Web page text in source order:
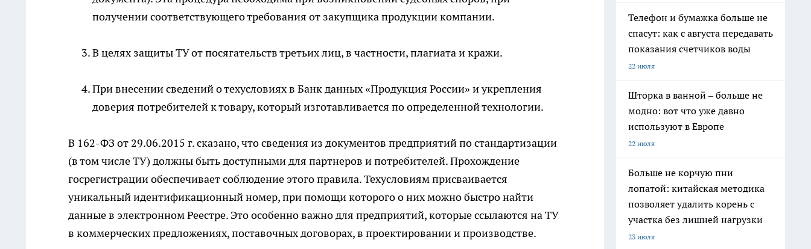
получении соответствующего требования от закупщика продукции компании.
В целях защиты ТУ от посягательств третьих лиц, в частности, плагиата и кражи.
При внесении сведений о техусловиях в Банк данных «Продукция России» и укрепления
доверия потребителей к товару, который изготавливается по определенной технологии.
В 162-ФЗ от 29.06.2015 г. сказано, что сведения из документов предприятий по стандартизации
(в том числе ТУ) должны быть доступными для партнеров и потребителей. Прохождение
госрегистрации обеспечивает соблюдение этого правила. Техусловиям присваивается
уникальный идентификационный номер, при помощи которого о них можно быстро найти
данные в электронном Реестре. Это особенно важно для предприятий, которые ссылаются на ТУ
в коммерческих предложениях, поставочных договорах, в проектировании и производстве.
Телефон и бумажка больше не
спасут: как с августа передавать
показания счетчиков воды
22 июля
Шторка в ванной – больше не
модно: вот что уже давно
используют в Европе
22 июля
Больше не корчую пни
лопатой: китайская методика
позволяет удалить корень с
участка без лишней нагрузки
23 июля